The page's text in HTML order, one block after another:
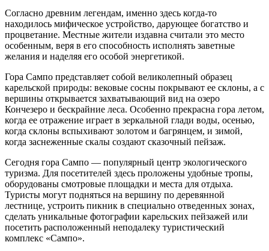
Согласно древним легендам, именно здесь когда-то
находилось мифическое устройство, дарующее богатство и
процветание. Местные жители издавна считали это место
особенным, веря в его способность исполнять заветные
желания и наделяя его особой энергетикой.
Гора Сампо представляет собой великолепный образец
карельской природы: вековые сосны покрывают ее склоны, а с
вершины открывается захватывающий вид на озеро
Кончезеро и бескрайние леса. Особенно прекрасна гора летом,
когда ее отражение играет в зеркальной глади воды, осенью,
когда склоны вспыхивают золотом и багрянцем, и зимой,
когда заснеженные скалы создают сказочный пейзаж.
Сегодня гора Сампо — популярный центр экологического
туризма. Для посетителей здесь проложены удобные тропы,
оборудованы смотровые площадки и места для отдыха.
Туристы могут подняться на вершину по деревянной
лестнице, устроить пикник в специально отведенных зонах,
сделать уникальные фотографии карельских пейзажей или
посетить расположенный неподалеку туристический
комплекс «Сампо».